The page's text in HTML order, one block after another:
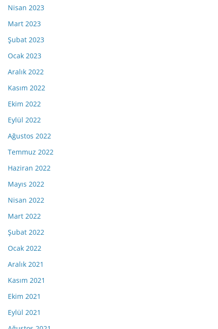
Nisan 2023
Mart 2023
Şubat 2023
Ocak 2023
Aralık 2022
Kasım 2022
Ekim 2022
Eylül 2022
Ağustos 2022
Temmuz 2022
Haziran 2022
Mayıs 2022
Nisan 2022
Mart 2022
Şubat 2022
Ocak 2022
Aralık 2021
Kasım 2021
Ekim 2021
Eylül 2021